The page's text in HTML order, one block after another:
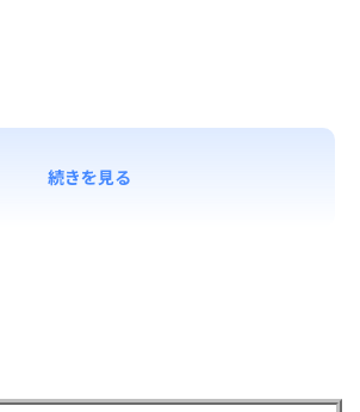
続きを見る